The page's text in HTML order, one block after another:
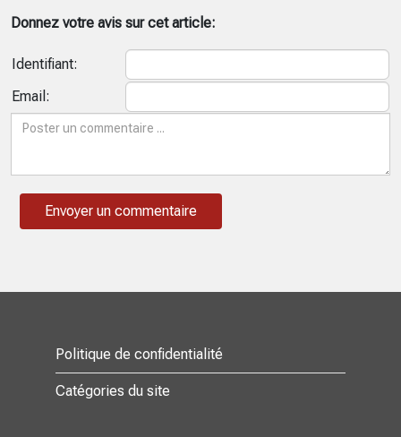
Donnez votre avis sur cet article:
Identifiant:
Email:
Politique de confidentialité
Catégories du site